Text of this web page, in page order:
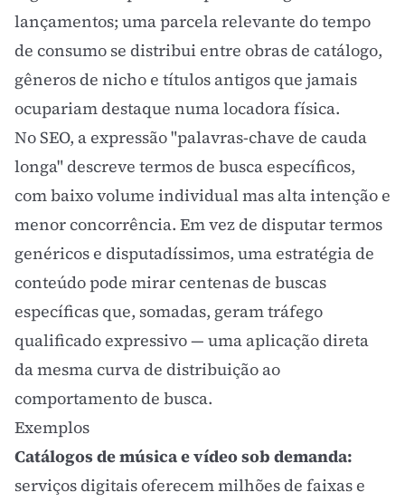
lançamentos; uma parcela relevante do tempo
de consumo se distribui entre obras de catálogo,
gêneros de nicho e títulos antigos que jamais
ocupariam destaque numa locadora física.
NoSEO, a expressão "palavras-chave de cauda
longa" descreve termos de busca específicos,
com baixo volume individual mas alta intenção e
menor concorrência. Em vez de disputar termos
genéricos e disputadíssimos, umaestratégia de
conteúdopode mirar centenas de buscas
específicas que, somadas, geram tráfego
qualificado expressivo — uma aplicação direta
da mesma curva de distribuição ao
comportamento de busca.
Exemplos
Catálogos de música e vídeo sob demanda:
serviços digitais oferecem milhões de faixas e